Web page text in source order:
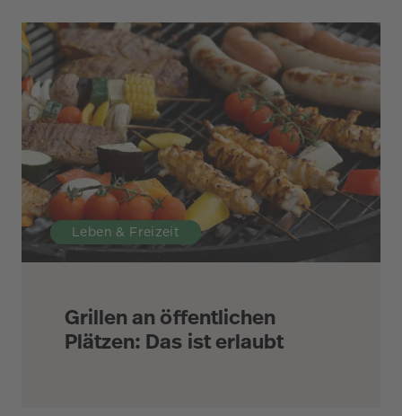
Leben & Freizeit
Grillen an öffentlichen
Plätzen: Das ist erlaubt